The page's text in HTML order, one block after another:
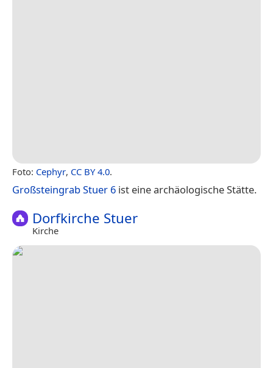
Foto: Cephyr, CC BY 4.0.
Großsteingrab Stuer 6 ist eine archäologische Stätte.
Dorfkirche Stuer
Kirche